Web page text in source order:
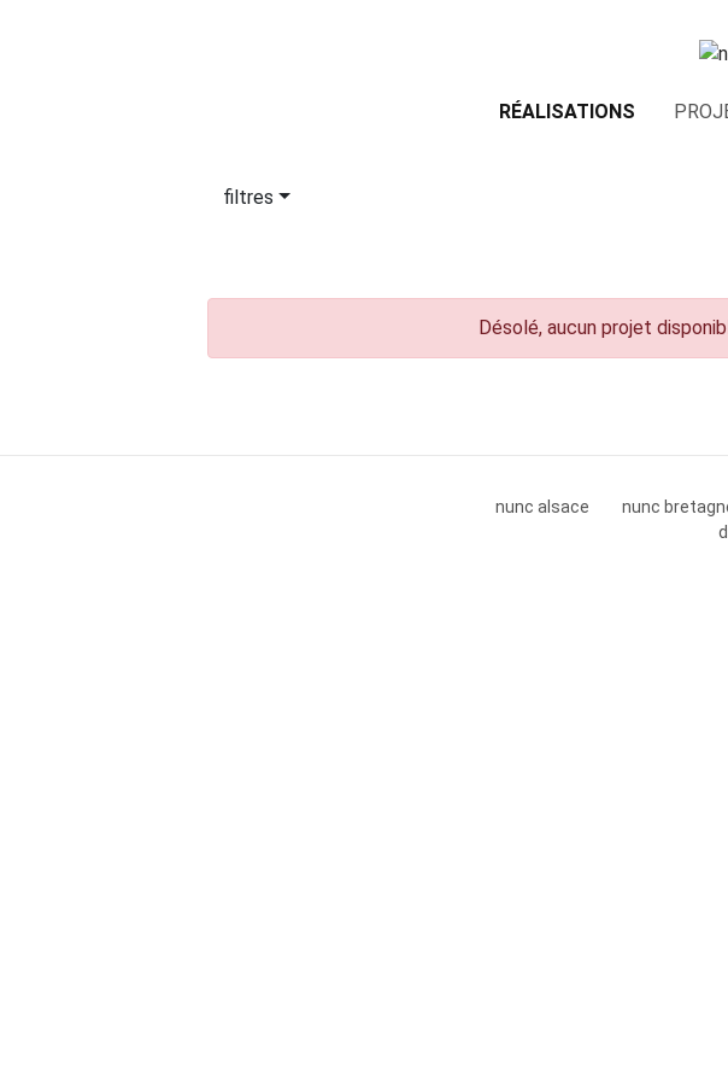
RÉALISATIONS
filtres
Désolé, aucun projet
nunc alsace nunc